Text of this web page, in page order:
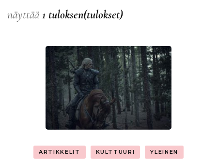
näyttää 1 tuloksen(tulokset)
ARTIKKELIT KULTTUURI YLEINEN